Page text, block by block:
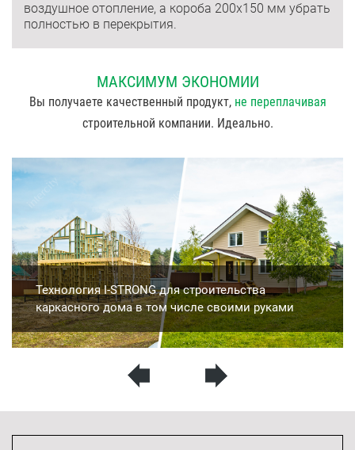
воздушное отопление, а короба 200х150 мм убрать
полностью в перекрытия.
МАКСИМУМ ЭКОНОМИИ
Вы получаете качественный продукт,не переплачивая
строительной компании. Идеально.
Технология I-STRONG для строительства
каркасного дома в том числе своими руками